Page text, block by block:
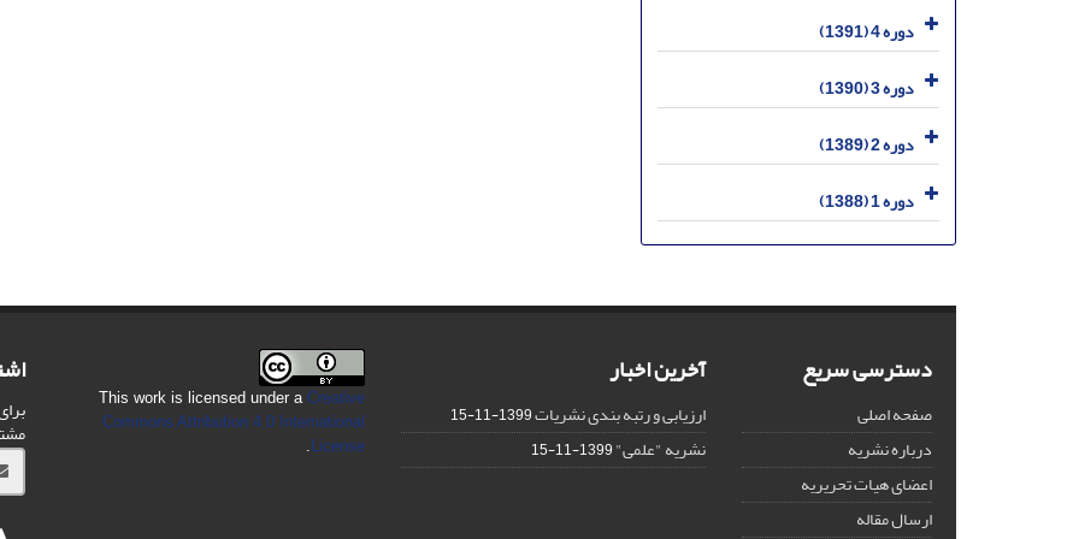
دوره 4 (1391)
دوره 3 (1390)
دوره 2 (1389)
دوره 1 (1388)
دسترسی سریع
صفحه اصلی
درباره نشریه
اعضای هیات تحریریه
ارسال مقاله
آخرین اخبار
ارزیابی و رتبه بندی نشریات1399-11-15
نشریه "علمی"1399-11-15
This work is licensed under aCreative
Commons Attribution 4.0 International
License
.